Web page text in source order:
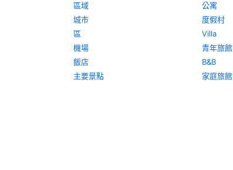
區域
城市
區
機場
飯店
主要景點
公寓
度假村
Villa
青年旅館
B&B
家庭旅館